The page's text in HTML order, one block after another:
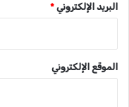
البريد الإلكتروني *
الموقع الإلكتروني